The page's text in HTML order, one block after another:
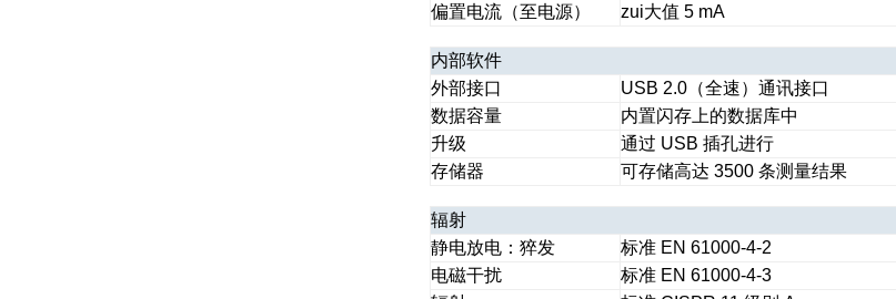
偏置电流（至电源）
zui大值 5 mA
内部软件
外部接口
USB 2.0（全速）通讯接口
数据容量
内置闪存上的数据库中
升级
通过 USB 插孔进行
存储器
可存储高达 3500 条测量结果
辐射
静电放电：猝发
标准 EN 61000-4-2
电磁干扰
标准 EN 61000-4-3